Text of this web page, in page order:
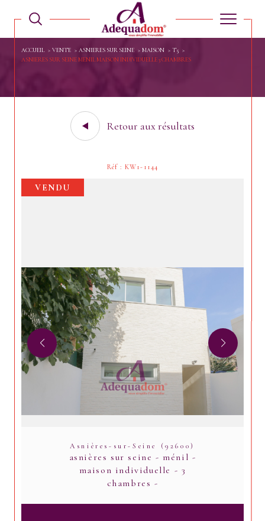
ACCUEIL VENTE ASNIERES SUR SEINE MAISON
T5
ASNIERES SUR SEINE MENIL MAISON INDIVIDUELLE 3 CHAMBRES
Retour aux résultats
Réf : KW1-1144
VENDU
Asnières-sur-Seine (92600)
asnières sur seine - ménil -
maison individuelle - 3
chambres -